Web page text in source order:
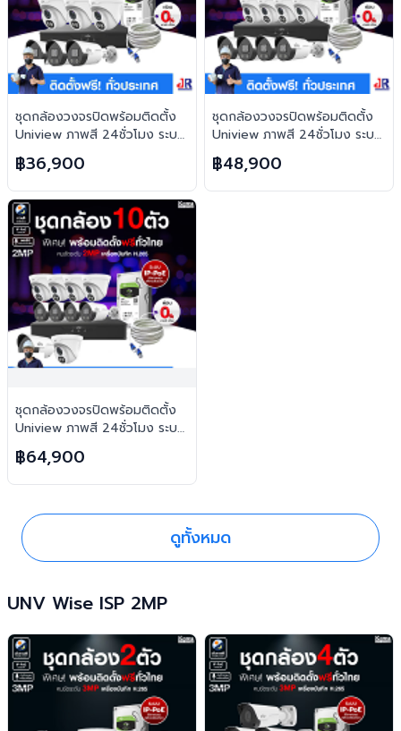
ชุดกล้องวงจรปิดพร้อมติดตั้ง
Uniview ภาพสี 24ชั่วโมง ระบบ
IP-PoE จำนวน 6 ตัว ความคม
ชัด 2MP บันทึกภาพพร้อมเสียง
และตอบโต้2ทิศทาง
฿36,900
ชุดกล้องวงจรปิดพร้อมติดตั้ง
Uniview ภาพสี 24ชั่วโมง ระบบ
IP-PoE จำนวน 8 ตัว ความคม
ชัด 2MP บันทึกภาพพร้อมเสียง
และตอบโต้2ทิศทาง
฿48,900
ชุดกล้องวงจรปิดพร้อมติดตั้ง
Uniview ภาพสี 24ชั่วโมง ระบบ
IP-PoE จำนวน 10 ตัว ความคม
ชัด 2MP บันทึกภาพพร้อมเสียง
และตอบโต้2ทิศทาง
฿64,900
ดูทั้งหมด
UNV Wise ISP 2MP